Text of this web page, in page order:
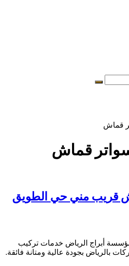
بحث
قماش
قماش
قريب مني حي الطويق
أبراج الرياض خدمات تركيب
بالرياض بجودة عالية ومتانة فائقة.